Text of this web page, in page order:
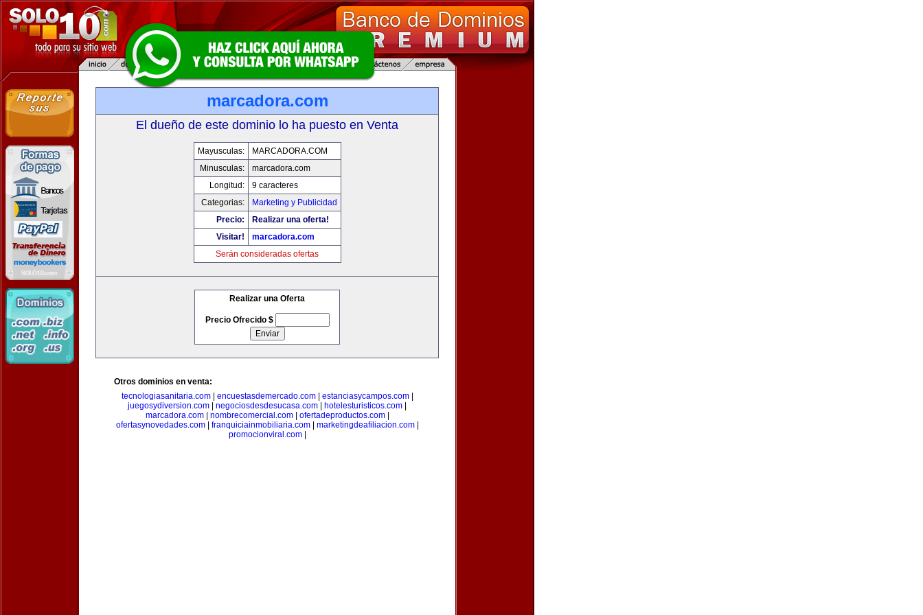
marcadora.com
El dueño de este dominio lo ha puesto en Venta
Mayusculas:
MARCADORA.COM
Minusculas:
marcadora.com
Longitud:
9 caracteres
Categorias:
Marketing y Publicidad
Precio:
Realizar una oferta!
Visitar!
marcadora.com
Serán consideradas ofertas
Realizar una Oferta
Precio Ofrecido $
Otros dominios en venta:
tecnologiasanitaria.com| encuestasdemercado.com| estanciasycampos.com|
juegosydiversion.com
negociosdesdesucasa.com hotelesturisticos.com
marcadora.com| nombrecomercial.com| ofertadeproductos.com|
ofertasynovedades.com| franquiciainmobiliaria.com| marketingdeafiliacion.com|
promocionviral.com|